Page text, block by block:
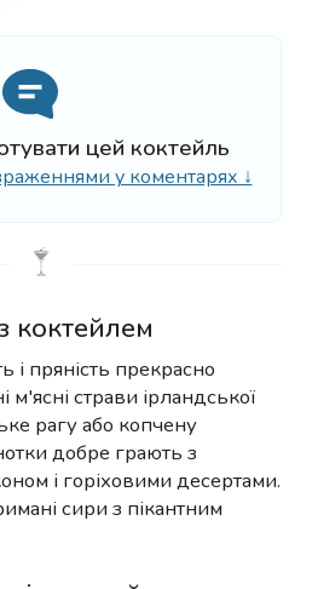
цей коктейль
у коментарях ↓
коктейлем
і пряність прекрасно
м'ясні страви ірландської
рагу або копчену
добре грають з
і горіховими десертами.
сири з пікантним